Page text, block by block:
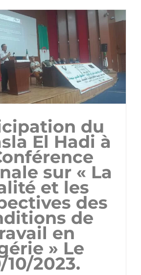
du
El Hadi à
sur « La
et les
des
de
en
» Le
10/2023.